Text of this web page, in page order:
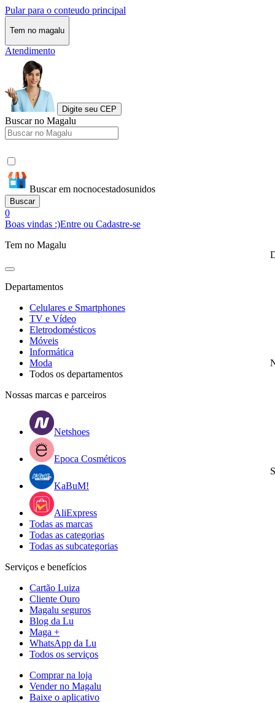
Pular para o conteudo principal
Tem no magalu
Atendimento
Digite seu CEP
Buscar no Magalu
Buscar em nocnocestadosunidos
Buscar
0
Boas vindas :)Entre ou Cadastre-se
Tem no Magalu
Departamentos
Celulares e Smartphones
TV e Vídeo
Eletrodomésticos
Móveis
Informática
Moda
Todos os departamentos
Nossas marcas e parceiros
Netshoes
Epoca Cosméticos
KaBuM!
AliExpress
Todas as marcas
Todas as categorias
Todas as subcategorias
Serviços e benefícios
Cartão Luiza
Cliente Ouro
Magalu seguros
Blog da Lu
Maga +
WhatsApp da Lu
Todos os serviços
Comprar na loja
Vender no Magalu
Baixe o aplicativo